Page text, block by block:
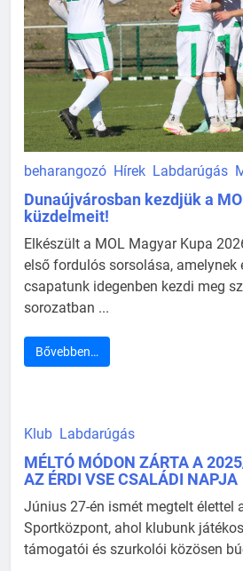
beharangozó Hírek Labdarúgás
Dunaújvárosban kezdjük a
küzdelmeit!
Elkészült a MOL Magyar Kupa
első fordulós sorsolása, amelynek
csapatunk idegenben kezdi meg
sorozatban ...
Bővebben…
Klub Labdarúgás
MÉLTÓ MÓDON ZÁRTA A
AZ ÉRDI VSE CSALÁDI NAPJA
Június 27-én ismét megtelt élettel
Sportközpont, ahol klubunk
támogatói és szurkolói közösen